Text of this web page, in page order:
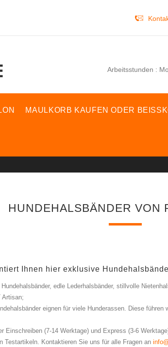
Arbeitsstunden :
MAULKORB KAUFEN ODER
HUNDEHALSBÄNDER VON
Ihnen hier exklusive
edle Lederhalsbänder, stillvolle
Artisan;
eignen für viele Hunderassen. Diese
Einschreiben (7-14 Werktage) und Express (3-6
Testartikeln. Kontaktieren Sie uns für alle Fragen an